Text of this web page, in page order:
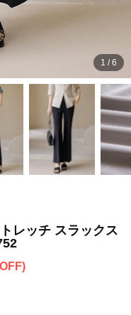
1 /6
レッチ スラックス